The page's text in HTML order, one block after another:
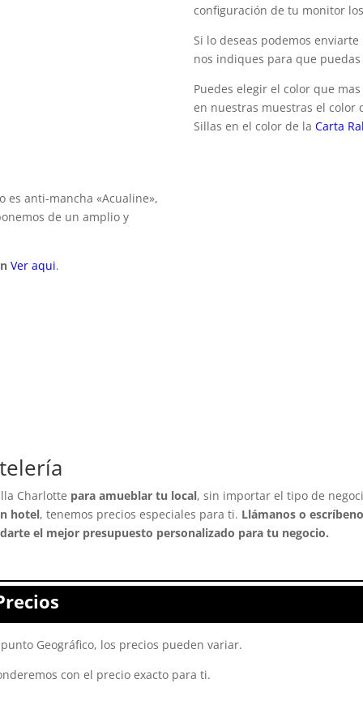
es anti-mancha «Acualine»,
de un amplio y
Ver aqui.
configuración de tu monitor
Si lo deseas podemos
nos indiques para que
Puedes elegir el color que
en nuestras muestras el color
Sillas en el color de laCarta
Charlotte para amueblar tu local, sin importar el tipo de
hotel, tenemos precios especiales para ti. Llámanos o
el mejor presupuesto personalizado para tu negocio.
Geográfico, los precios pueden variar.
con el precio exacto para ti.